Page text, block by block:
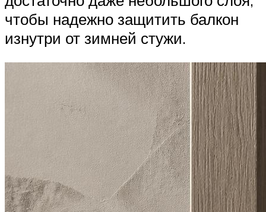
чтобы надежно защитить балкон
изнутри от зимней стужи.